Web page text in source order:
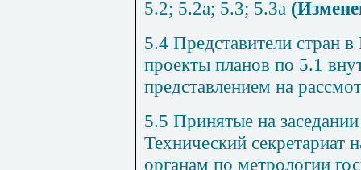
5.2; 5.2а; 5.3; 5.3а
5.4 Представители стран
проекты планов по 5.1
представлением на
5.5 Принятые на
Технический секретариат
органам по метрологии